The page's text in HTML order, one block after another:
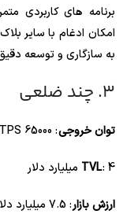
امکان ادغام با سایر
به سازگاری و توسعه
3. چند ضلعی
توان خروجی: 65000 TPS
TVL: 4 میلیارد دلار
ارزش بازار: 7.5 میلیارد دلار +